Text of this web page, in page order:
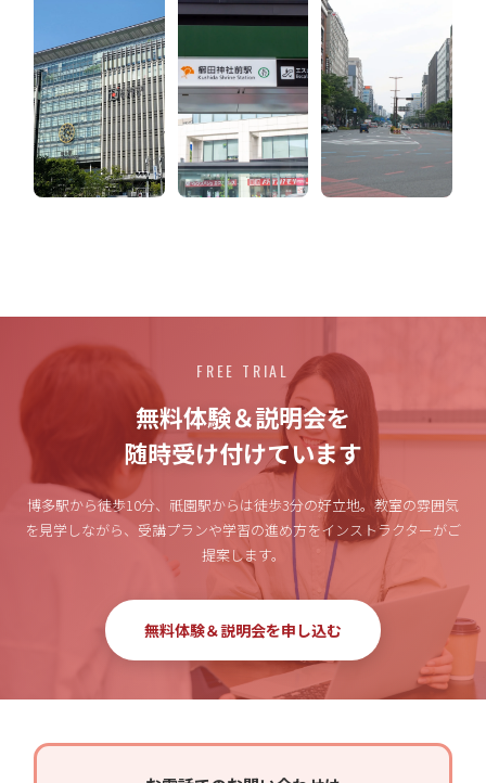
FREE TRIAL
無料体験＆説明会を
随時受け付けています
博多駅から徒歩10分、祇園駅からは徒歩3分の好立地。 教室の雰囲気
を見学しながら、受講プランや学習の進め方をインストラクターがご
提案します。
無料体験＆説明会を申し込む